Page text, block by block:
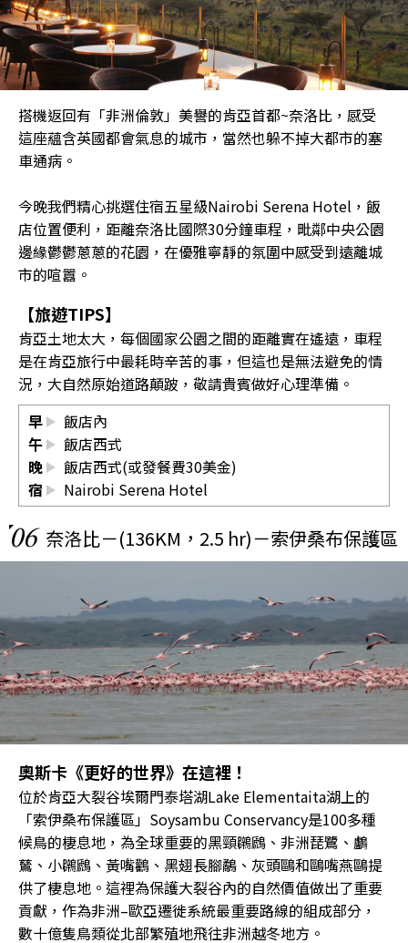
搭機返回有「非洲倫敦」美譽的肯亞首都~奈洛比，感受
這座蘊含英國都會氣息的城市，當然也躲不掉大都市的塞
車通病。
今晚我們精心挑選住宿五星級Nairobi Serena Hotel，飯
店位置便利，距離奈洛比國際30分鐘車程，毗鄰中央公園
邊緣鬱鬱蔥蔥的花園，在優雅寧靜的氛圍中感受到遠離城
市的喧囂。
【旅遊TIPS】
肯亞土地太大，每個國家公園之間的距離實在遙遠，車程
是在肯亞旅行中最耗時辛苦的事，但這也是無法避免的情
況，大自然原始道路顛跛，敬請貴賓做好心理準備。
早
飯店內
午
飯店西式
晚
飯店西式(或發餐費30美金)
宿
Nairobi Serena Hotel
06 奈洛比－(136KM，2.5 hr)－索伊桑布保護區
奧斯卡《更好的世界》在這裡！
位於肯亞大裂谷埃爾門泰塔湖Lake Elementaita湖上的
「索伊桑布保護區」Soysambu Conservancy是100多種
候鳥的棲息地，為全球重要的黑頸鸊鷉、非洲琵鷺、鸕
鶿、小鸊鷉、黃嘴鸛、黑翅長腳鷸、灰頭鷗和鷗嘴燕鷗提
供了棲息地。這裡為保護大裂谷內的自然價值做出了重要
貢獻，作為非洲–歐亞遷徙系統最重要路線的組成部分，
數十億隻鳥類從北部繁殖地飛往非洲越冬地方。